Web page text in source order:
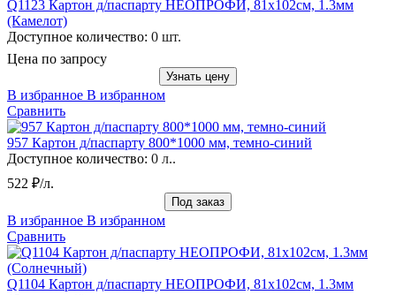
Q1123 Картон д/паспарту НЕОПРОФИ, 81x102см, 1.3мм
(Камелот)
Доступное количество: 0 шт.
Цена по запросу
Узнать цену
В избранное В избранном
Сравнить
957 Картон д/паспарту 800*1000 мм, темно-синий
Доступное количество: 0 л..
522 ₽/л.
Под заказ
В избранное В избранном
Сравнить
Q1104 Картон д/паспарту НЕОПРОФИ, 81x102см, 1.3мм